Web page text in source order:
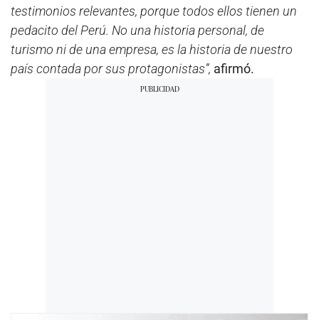
testimonios relevantes, porque todos ellos tienen un
pedacito del Perú. No una historia personal, de
turismo ni de una empresa, es la historia de nuestro
país contada por sus protagonistas”, afirmó.